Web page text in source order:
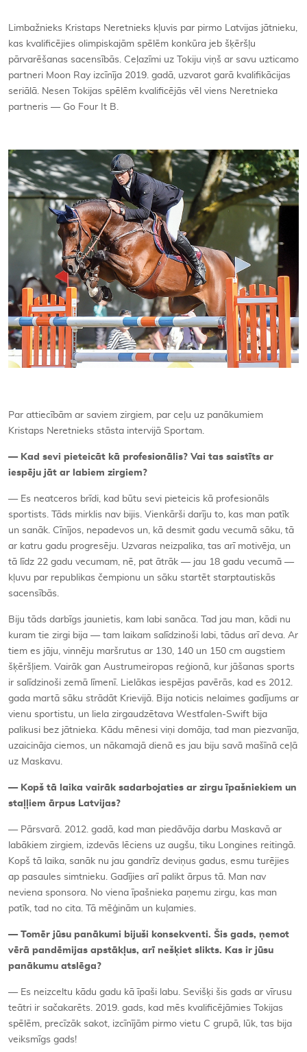
Kontakti
Limbažnieks Kristaps Neretnieks kļuvis par pirmo Latvijas jātnieku,
kas kvalificējies olimpiskajām spēlēm konkūra jeb šķēršļu
pārvarēšanas sacensībās. Ceļazīmi uz Tokiju viņš ar savu uzticamo
partneri Moon Ray izcīnīja 2019. gadā, uzvarot garā kvalifikācijas
seriālā. Nesen Tokijas spēlēm kvalificējās vēl viens Neretnieka
partneris — Go Four It B.
Par attiecībām ar saviem zirgiem, par ceļu uz panākumiem
Kristaps Neretnieks stāsta intervijā Sportam.
— Kad sevi pieteicāt kā profesionālis? Vai tas saistīts ar
iespēju jāt ar labiem zirgiem?
— Es neatceros brīdi, kad būtu sevi pieteicis kā profesionāls
sportists. Tāds mirklis nav bijis. Vienkārši darīju to, kas man patīk
un sanāk. Cīnījos, nepadevos un, kā desmit gadu vecumā sāku, tā
ar katru gadu progresēju. Uzvaras neizpalika, tas arī motivēja, un
tā līdz 22 gadu vecumam, nē, pat ātrāk — jau 18 gadu vecumā —
kļuvu par republikas čempionu un sāku startēt starptautiskās
sacensībās.
Biju tāds darbīgs jaunietis, kam labi sanāca. Tad jau man, kādi nu
kuram tie zirgi bija — tam laikam salīdzinoši labi, tādus arī deva. Ar
tiem es jāju, vinnēju maršrutus ar 130, 140 un 150 cm augstiem
šķēršļiem. Vairāk gan Austrumeiropas reģionā, kur jāšanas sports
ir salīdzinoši zemā līmenī. Lielākas iespējas pavērās, kad es 2012.
gada martā sāku strādāt Krievijā. Bija noticis nelaimes gadījums ar
vienu sportistu, un liela zirgaudzētava Westfalen-Swift bija
palikusi bez jātnieka. Kādu mēnesi viņi domāja, tad man piezvanīja,
uzaicināja ciemos, un nākamajā dienā es jau biju savā mašīnā ceļā
uz Maskavu.
— Kopš tā laika vairāk sadarbojaties ar zirgu īpašniekiem un
staļļiem ārpus Latvijas?
— Pārsvarā. 2012. gadā, kad man piedāvāja darbu Maskavā ar
labākiem zirgiem, izdevās lēciens uz augšu, tiku Longines reitingā.
Kopš tā laika, sanāk nu jau gandrīz deviņus gadus, esmu turējies
ap pasaules simtnieku. Gadījies arī palikt ārpus tā. Man nav
neviena sponsora. No viena īpašnieka paņemu zirgu, kas man
patīk, tad no cita. Tā mēģinām un kuļamies.
— Tomēr jūsu panākumi bijuši konsekventi. Šis gads, ņemot
vērā pandēmijas apstākļus, arī nešķiet slikts. Kas ir jūsu
panākumu atslēga?
— Es neizceltu kādu gadu kā īpaši labu. Sevišķi šis gads ar vīrusu
teātri ir sačakarēts. 2019. gads, kad mēs kvalificējāmies Tokijas
spēlēm, precīzāk sakot, izcīnījām pirmo vietu C grupā, lūk, tas bija
veiksmīgs gads!